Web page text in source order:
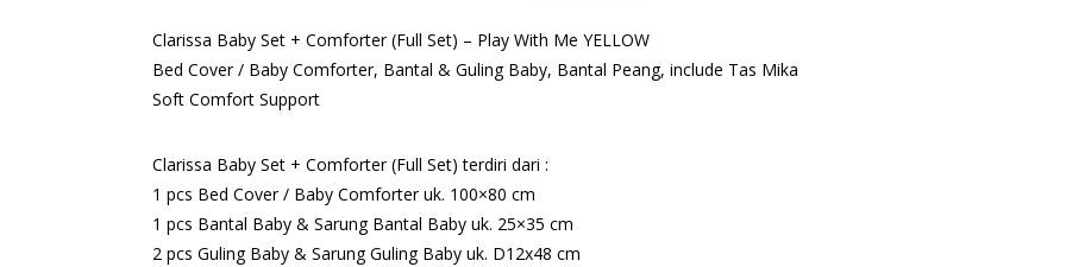
Clarissa Baby Set + Comforter (Full Set) – Play With Me YELLOW
Bed Cover / Baby Comforter, Bantal & Guling Baby, Bantal Peang, include Tas Mika
Soft Comfort Support
Clarissa Baby Set + Comforter (Full Set) terdiri dari :
1 pcs Bed Cover / Baby Comforter uk. 100×80 cm
1 pcs Bantal Baby & Sarung Bantal Baby uk. 25×35 cm
2 pcs Guling Baby & Sarung Guling Baby uk. D12x48 cm